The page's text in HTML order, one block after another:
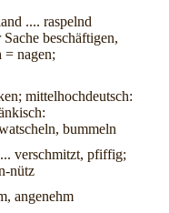
.... raspelnd
beschäftigen,
= nagen;
mittelhochdeutsch:
bummeln
verschmitzt, pfiffig;
nütz
angenehm